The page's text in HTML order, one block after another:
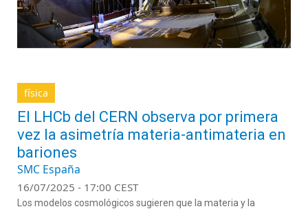
física
El LHCb del CERN observa por primera
vez la asimetría materia-antimateria en
bariones
SMC España
16/07/2025 - 17:00 CEST
Los modelos cosmológicos sugieren que la materia y la